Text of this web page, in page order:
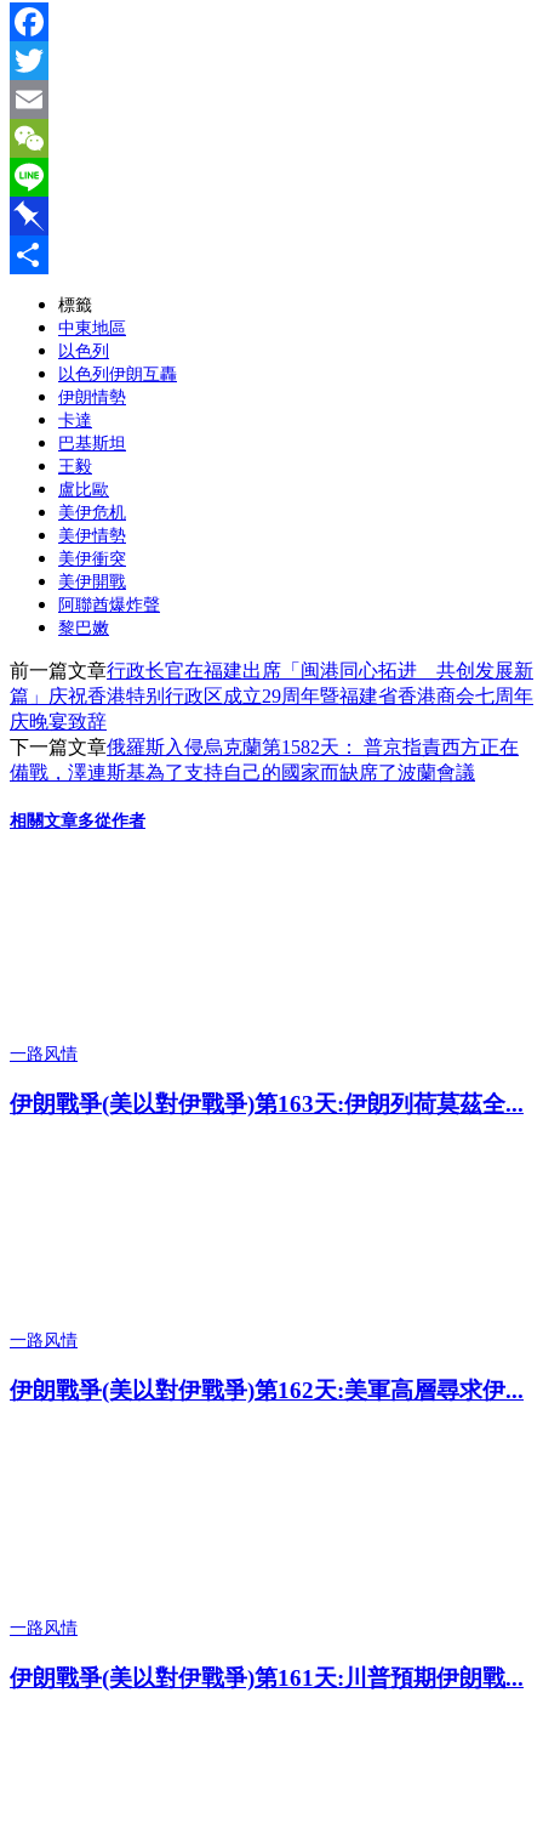
Facebook
Twitter
Email
WeChat
Line
Pinboard
標籤
中東地區
以色列
以色列伊朗互轟
伊朗情勢
卡達
巴基斯坦
王毅
盧比歐
美伊危机
美伊情勢
美伊衝突
美伊開戰
阿聯酋爆炸聲
黎巴嫩
前一篇文章行政长官在福建出席「闽港同心拓进 共创发展新
篇」庆祝香港特别行政区成立29周年暨福建省香港商会七周年
庆晚宴致辞
下一篇文章俄羅斯入侵烏克蘭第1582天： 普京指責西方正在
備戰，澤連斯基為了支持自己的國家而缺席了波蘭會議
相關文章多從作者
一路风情
伊朗戰爭(美以對伊戰爭)第163天:伊朗列荷莫茲全...
一路风情
伊朗戰爭(美以對伊戰爭)第162天:美軍高層尋求伊...
一路风情
伊朗戰爭(美以對伊戰爭)第161天:川普預期伊朗戰...